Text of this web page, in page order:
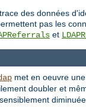
des données
pas les
et
met en oeuvre
doubler et
diminuée.